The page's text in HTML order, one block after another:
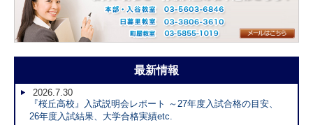
最新情報
2026.7.30
『桜丘高校』入試説明会レポート ～27年度入試合格の目安、
26年度入試結果、大学合格実績etc.